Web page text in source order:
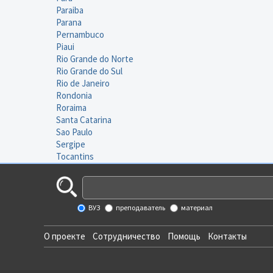
Paraiba
Parana
Pernambuco
Piaui
Rio Grande do Norte
Rio Grande do Sul
Rio de Janeiro
Rondonia
Roraima
Santa Catarina
Sao Paulo
Sergipe
Tocantins
ВУЗ преподаватель материал
О проекте Сотрудничество Помощь Контакты